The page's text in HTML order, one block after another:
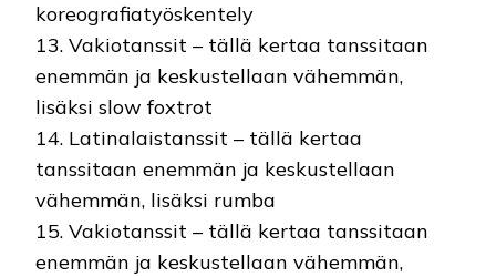
koreografiatyöskentely
13. Vakiotanssit – tällä kertaa tanssitaan
enemmän ja keskustellaan vähemmän,
lisäksi slow foxtrot
14. Latinalaistanssit – tällä kertaa
tanssitaan enemmän ja keskustellaan
vähemmän, lisäksi rumba
15. Vakiotanssit – tällä kertaa tanssitaan
enemmän ja keskustellaan vähemmän,